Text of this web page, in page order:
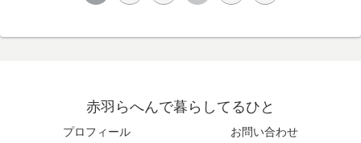
赤羽らへんで暮らしてるひと
プロフィール お問い合わせ